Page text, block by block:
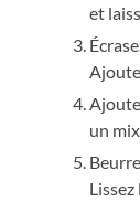
et
un